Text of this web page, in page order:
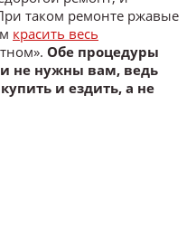
таком ремонте ржавые
красить весь
Обе процедуры
и не нужны вам, ведь
и ездить, а не